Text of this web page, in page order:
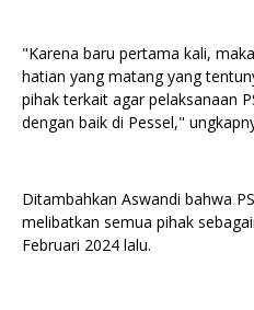
"Karena baru pertama kali,
hatian yang matang yang
pihak terkait agar pelaksanaan
dengan baik di Pessel,"
Ditambahkan Aswandi bahwa
melibatkan semua pihak
Februari 2024 lalu.